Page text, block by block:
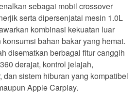
sebagai mobil crossover
serta dipersenjatai mesin 1.0L
kombinasi kekuatan luar
bahan bakar yang hemat.
disematkan berbagai fitur canggih
derajat, kontrol jelajah,
dan sistem hiburan yang kompatibel
Apple Carplay.